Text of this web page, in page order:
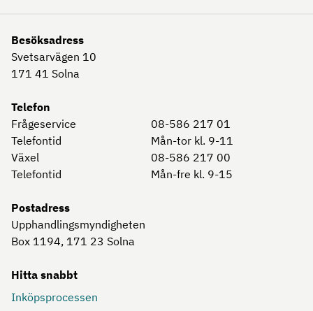
Besöksadress
Svetsarvägen 10
171 41 Solna
Telefon
Frågeservice
08-586 217 01
Telefontid
Mån-tor kl. 9-11
Växel
08-586 217 00
Telefontid
Mån-fre kl. 9-15
Postadress
Upphandlingsmyndigheten
Box 1194, 171 23 Solna
Hitta snabbt
Inköpsprocessen